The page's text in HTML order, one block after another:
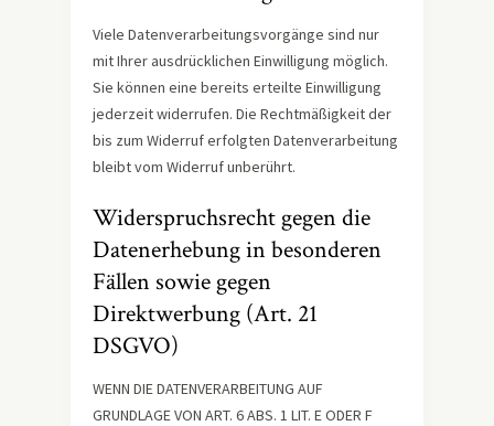
Viele Datenverarbeitungsvorgänge sind nur
mit Ihrer ausdrücklichen Einwilligung möglich.
Sie können eine bereits erteilte Einwilligung
jederzeit widerrufen. Die Rechtmäßigkeit der
bis zum Widerruf erfolgten Datenverarbeitung
bleibt vom Widerruf unberührt.
Widerspruchsrecht gegen die
Datenerhebung in besonderen
Fällen sowie gegen
Direktwerbung (Art. 21
DSGVO)
WENN DIE DATENVERARBEITUNG AUF
GRUNDLAGE VON ART. 6 ABS. 1 LIT. E ODER F